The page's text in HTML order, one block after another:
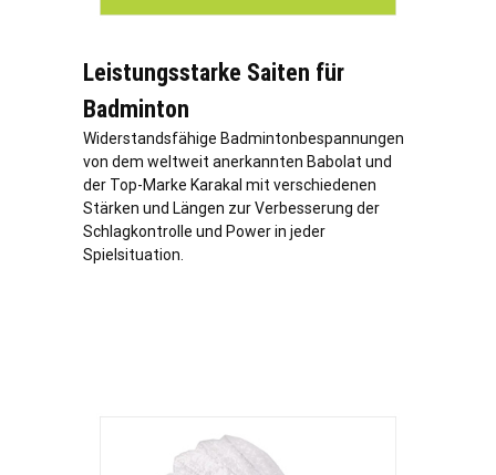
Leistungsstarke Saiten für
Badminton
Widerstandsfähige Badmintonbespannungen
von dem weltweit anerkannten Babolat und
der Top-Marke Karakal mit verschiedenen
Stärken und Längen zur Verbesserung der
Schlagkontrolle und Power in jeder
Spielsituation.